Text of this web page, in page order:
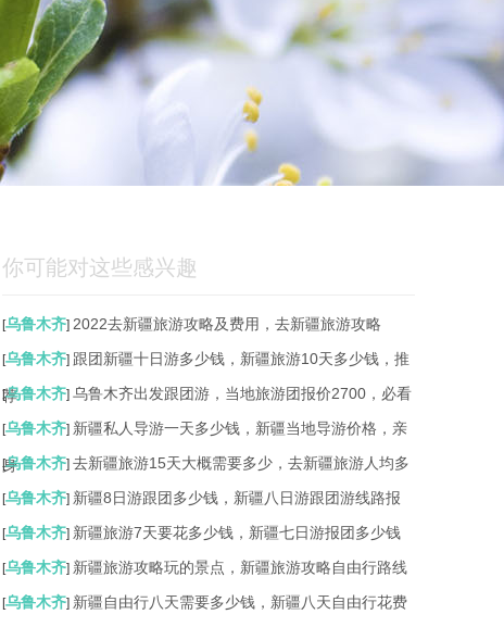
你可能对这些感兴趣
[乌鲁木齐] 2022去新疆旅游攻略及费用，去新疆旅游攻略
[乌鲁木齐] 跟团新疆十日游多少钱，新疆旅游10天多少钱，推
荐
[乌鲁木齐] 乌鲁木齐出发跟团游，当地旅游团报价2700，必看
[乌鲁木齐] 新疆私人导游一天多少钱，新疆当地导游价格，亲
身
[乌鲁木齐] 去新疆旅游15天大概需要多少，去新疆旅游人均多
[乌鲁木齐] 新疆8日游跟团多少钱，新疆八日游跟团游线路报
[乌鲁木齐] 新疆旅游7天要花多少钱，新疆七日游报团多少钱
[乌鲁木齐] 新疆旅游攻略玩的景点，新疆旅游攻略自由行路线
[乌鲁木齐] 新疆自由行八天需要多少钱，新疆八天自由行花费